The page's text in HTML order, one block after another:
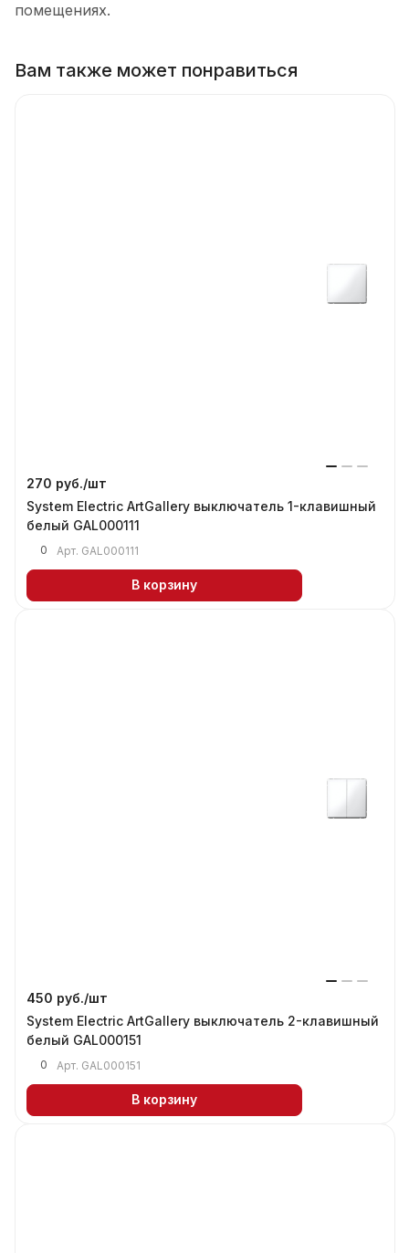
помещениях.
Вам также может понравиться
270 руб./шт
System Electric ArtGallery выключатель 1-клавишный
белый GAL000111
0 Арт. GAL000111
В корзину
450 руб./шт
System Electric ArtGallery выключатель 2-клавишный
белый GAL000151
0 Арт. GAL000151
В корзину